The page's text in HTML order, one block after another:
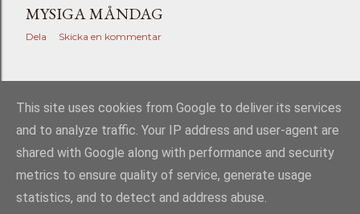
MYSIGA MÅNDAG
Dela Skicka en kommentar
ÄLDRE INLÄGG
Använder Blogger
This site uses cookies from Google to deliver its services
and to analyze traffic. Your IP address and user-agent are
shared with Google along with performance and security
metrics to ensure quality of service, generate usage
statistics, and to detect and address abuse.